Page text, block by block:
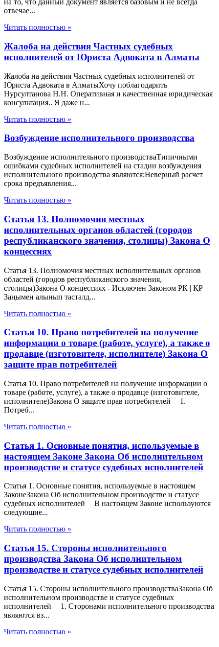
на то, что данный документ является базовым и не всегда
отвечае...
Читать полностью »
Жалоба на действия Частных судебных
исполнителей от Юриста Адвоката в Алматы
Жалоба на действия Частных судебных исполнителей от
Юриста Адвоката в АлматыХочу поблагодарить
Нурсултанова Н.Н. Оперативная и качественная юридическая
консультация.. Я даже н...
Читать полностью »
Возбуждение исполнительного производства
Возбуждение исполнительного производстваТипичными
ошибками судебных исполнителей на стадии возбуждения
исполнительного производства являются:Неверный расчет
срока предъявления...
Читать полностью »
Статья 13. Полномочия местных
исполнительных органов областей (городов
республиканского значения, столицы) Закона О
концессиях
Статья 13. Полномочия местных исполнительных органов
областей (городов республиканского значения,
столицы)Закона О концессиях - Исключен Законом РК | ҚР
Заңымен алынып тасталд...
Читать полностью »
Статья 10. Право потребителей на получение
информации о товаре (работе, услуге), а также о
продавце (изготовителе, исполнителе) Закона О
защите прав потребителей
Статья 10. Право потребителей на получение информации о
товаре (работе, услуге), а также о продавце (изготовителе,
исполнителе)Закона О защите прав потребителей 1.
Потреб...
Читать полностью »
Статья 1. Основные понятия, используемые в
настоящем Законе Закона Об исполнительном
производстве и статусе судебных исполнителей
Статья 1. Основные понятия, используемые в настоящем
ЗаконеЗакона Об исполнительном производстве и статусе
судебных исполнителей В настоящем Законе используются
следующие...
Читать полностью »
Статья 15. Стороны исполнительного
производства Закона Об исполнительном
производстве и статусе судебных исполнителей
Статья 15. Стороны исполнительного производстваЗакона Об
исполнительном производстве и статусе судебных
исполнителей 1. Сторонами исполнительного производства
являются вз...
Читать полностью »